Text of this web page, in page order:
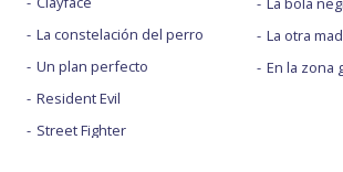
La constelación del perro
Un plan perfecto
Resident Evil
Street Fighter
La otra
En la zona